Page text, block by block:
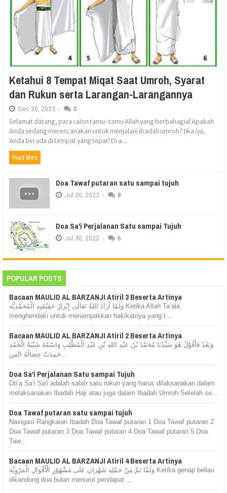
Ketahui 8 Tempat Miqat Saat Umroh, Syarat
dan Rukun serta Larangan-Larangannya
Dec 30, 2023 - 0
Selamat datang, para calon tamu-tamu Allah yang berbahagia! Apakah
Anda sedang merencanakan untuk menjalani ibadah umroh? Jika iya,
Anda berada di tempat yang tepat! Di a...
Read More
Doa Tawaf putaran satu sampai tujuh
Jul 30, 2022 - 8
Doa Sa'i Perjalanan Satu sampai Tujuh
Jul 30, 2022 - 6
POPULAR POSTS
Bacaan MAULID AL BARZANJI Atiril 3 Beserta Artinya
وَلَمَّا أَرَادَ اللهُ تَعَالَى إِبْرَازَ حَقِيْقَتِهِ الْمُحَمَّدِيَّة Ketika Allah Ta‘ala
menghendaki untuk menampakkan hakikatnya yang t...
Bacaan MAULID AL BARZANJI Atiril 2 Beserta Artinya
وَبَعْدُ فَأَقُوْلُ هُوَ سَيِّدُنَا مُحَمَّدُ بْنُ عَبْدِ اللهِ بْنِ عَبْدِ الْمُطَّلِبِ وَاسْمُهُ شَيْبَةُ الْحَمْدِ
Doa Sa'i Perjalanan Satu sampai Tujuh
Do’a Sa’i Sa'i adalah salah satu rukun yang harus dilaksanakan dalam
melaksanakan Ibadah Haji atau juga dalam Ibadah Umroh Setelah se...
Doa Tawaf putaran satu sampai tujuh
Navigasi Rangkaian Ibadah Doa Tawaf putaran 1 Doa Tawaf putaran 2
Doa Tawaf putaran 3 Doa Tawaf putaran 4 Doa Tawaf putaran 5 Doa
Taw...
Bacaan MAULID AL BARZANJI Atiril 4 Beserta Artinya
وَلَمَّا تَمَّ مِنْ حَمْلِهِ شَهْرَانِ عَلَى مَشْهُوْرِ الْأَقْوَالِ الْمَرْوِيَّة Ketika genap beliau
dikandung dua bulan menurut pendapat ...